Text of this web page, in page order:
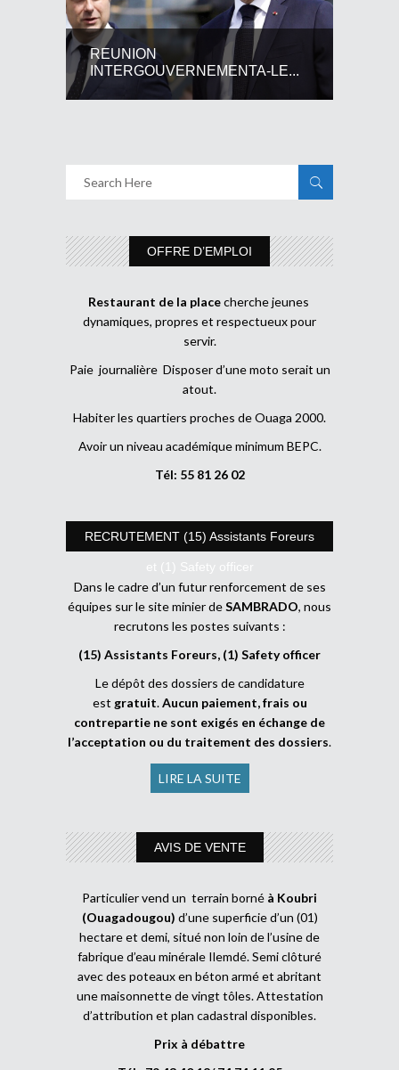
REUNION
INTERGOUVERNEMENTA-LE...
OFFRE D’EMPLOI
Restaurant de la placecherche jeunes
dynamiques, propres et respectueux pour
servir.
Paie journalière Disposer d’une moto serait un
atout.
Habiter les quartiers proches de Ouaga 2000.
Avoir un niveau académique minimum BEPC.
Tél: 55 81 26 02
RECRUTEMENT (15) Assistants Foreurs
et (1) Safety officer
Dans le cadre d’un futur renforcement de ses
équipes sur le site minier deSAMBRADO, nous
recrutons les postes suivants :
(15) Assistants Foreurs, (1) Safety officer
Le dépôt des dossiers de candidature
est gratuit.Aucun paiement, frais ou
contrepartie ne sont exigés en échange de
l’acceptation ou du traitement des dossiers.
LIRE LA SUITE
AVIS DE VENTE
Particulier vend un terrain borné à Koubri
(Ouagadougou) d’une superficie d’un (01)
hectare et demi, situé non loin de l’usine de
fabrique d’eau minérale Ilemdé. Semi clôturé
avec des poteaux en béton armé et abritant
une maisonnette de vingt tôles. Attestation
d’attribution et plan cadastral disponibles.
Prix à débattre